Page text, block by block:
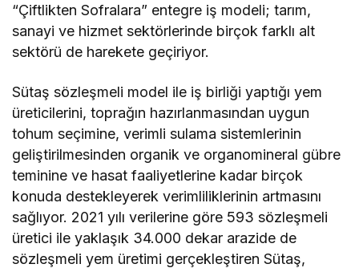
“Çiftlikten Sofralara” entegre iş modeli; tarım,
sanayi ve hizmet sektörlerinde birçok farklı alt
sektörü de harekete geçiriyor.
Sütaş sözleşmeli model ile iş birliği yaptığı yem
üreticilerini, toprağın hazırlanmasından uygun
tohum seçimine, verimli sulama sistemlerinin
geliştirilmesinden organik ve organomineral gübre
teminine ve hasat faaliyetlerine kadar birçok
konuda destekleyerek verimliliklerinin artmasını
sağlıyor. 2021 yılı verilerine göre 593 sözleşmeli
üretici ile yaklaşık 34.000 dekar arazide de
sözleşmeli yem üretimi gerçekleştiren Sütaş,